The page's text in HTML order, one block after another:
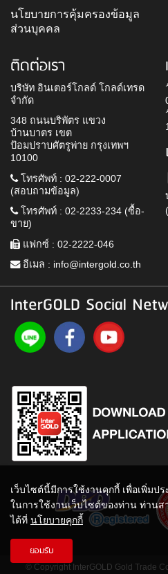
นโยบายการคุ้มครองข้อมูล
ส่วนบุคคล
ติดต่อเรา
บริษัท อินเตอร์โกลด์ โกลด์เทรด
จำกัด
348 ถนนบริพัตร แขวง
บ้านบาตร เขต
ป้อมปราบศัตรูพ่าย กรุงเทพฯ
10100
โทรศัพท์ : 02-222-0007
(สอบถามข้อมูล)
โทรศัพท์ : 02-2233-234 (ซื้อ-
ขาย)
แฟกซ์ : 02-2222-046
อีเมล : info@intergold.co.th
InterGOLD Social
© Copyright InterGOLD Gold Trade
เว็บไซต์นี้มีการใช้งานคุกกี้ เพื่อเพิ่ม
ในการใช้งานเว็บไซต์ของท่าน ท่านส
ได้ที่ นโยบายคุกกี้
ยอมรับ